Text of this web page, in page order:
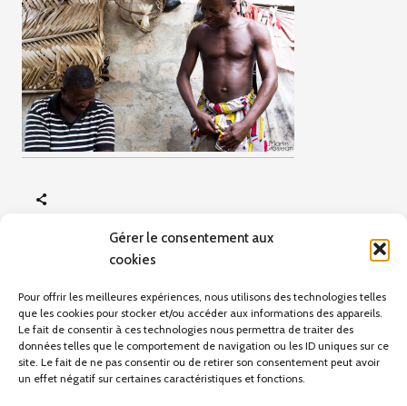
Gérer le consentement aux
cookies
Pour offrir les meilleures expériences, nous utilisons des technologies telles
que les cookies pour stocker et/ou accéder aux informations des appareils.
Le fait de consentir à ces technologies nous permettra de traiter des
données telles que le comportement de navigation ou les ID uniques sur ce
site. Le fait de ne pas consentir ou de retirer son consentement peut avoir
un effet négatif sur certaines caractéristiques et fonctions.
Voodoo
Pas d'articles pour le moment.